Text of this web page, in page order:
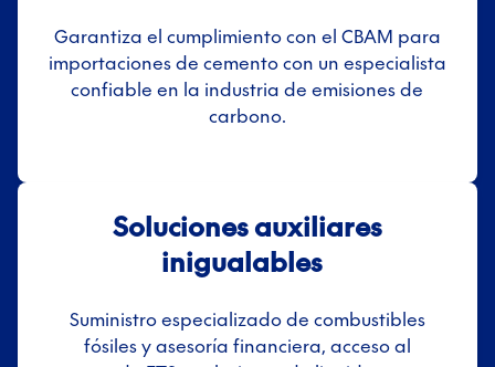
Garantiza el cumplimiento con el CBAM para
importaciones de cemento con un especialista
confiable en la industria de emisiones de
carbono.
Soluciones auxiliares
inigualables
Suministro especializado de combustibles
fósiles y asesoría financiera, acceso al